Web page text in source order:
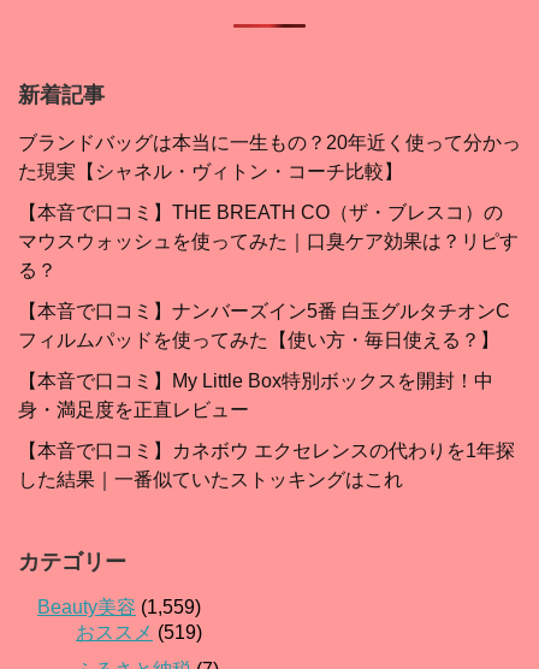
新着記事
ブランドバッグは本当に一生もの？20年近く使って分かっ
た現実【シャネル・ヴィトン・コーチ比較】
【本音で口コミ】THE BREATH CO（ザ・ブレスコ）の
マウスウォッシュを使ってみた｜口臭ケア効果は？リピす
る？
【本音で口コミ】ナンバーズイン5番 白玉グルタチオンC
フィルムパッドを使ってみた【使い方・毎日使える？】
【本音で口コミ】My Little Box特別ボックスを開封！中
身・満足度を正直レビュー
【本音で口コミ】カネボウ エクセレンスの代わりを1年探
した結果｜一番似ていたストッキングはこれ
カテゴリー
Beauty美容 (1,559)
おススメ (519)